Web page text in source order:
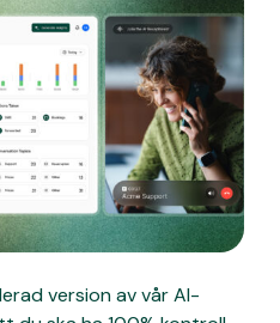
version av vår AI-